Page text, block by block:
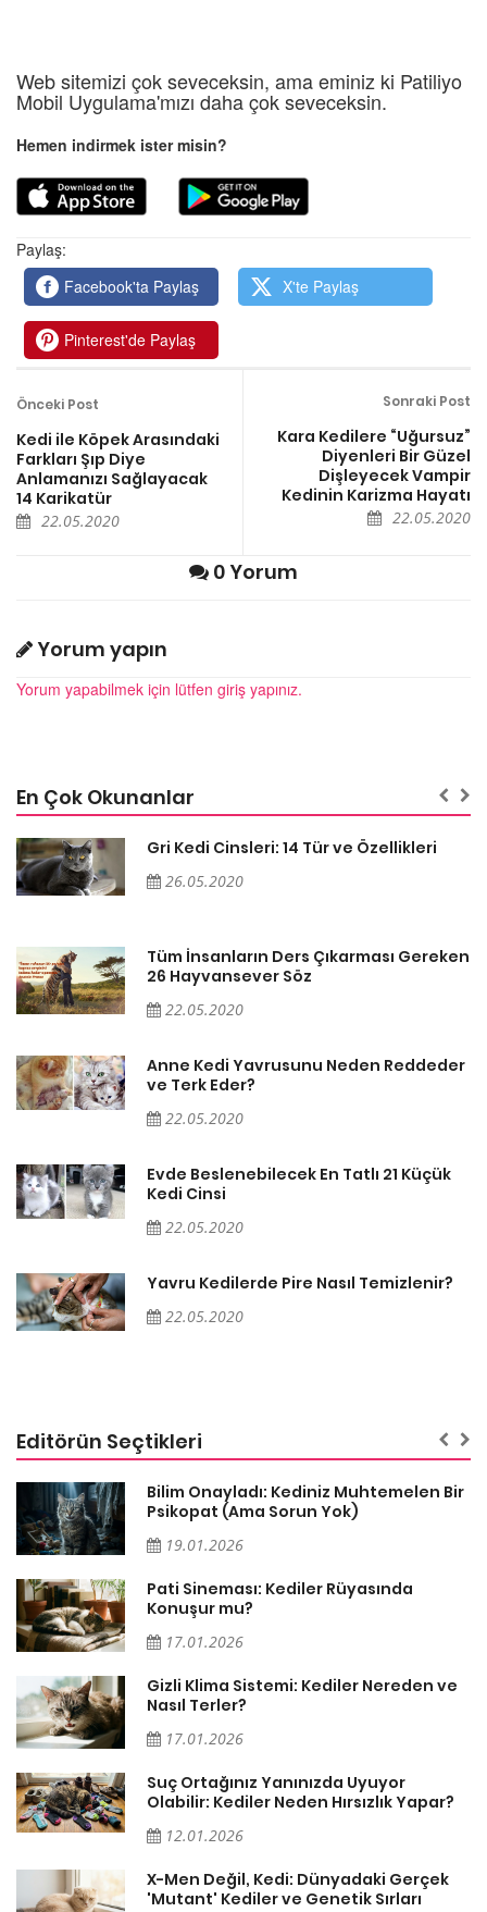
Web sitemizi çok seveceksin, ama eminiz ki Patiliyo
Mobil Uygulama'mızı daha çok seveceksin.
Hemen indirmek ister misin?
Paylaş:
Facebook'ta Paylaş
X'te Paylaş
Pinterest'de Paylaş
Önceki Post
Kedi ile Köpek Arasındaki
Farkları Şıp Diye
Anlamanızı Sağlayacak
14 Karikatür
22.05.2020
Sonraki Post
Kara Kedilere “Uğursuz”
Diyenleri Bir Güzel
Dişleyecek Vampir
Kedinin Karizma Hayatı
22.05.2020
0 Yorum
Yorum yapın
Yorum yapabilmek için lütfen giriş yapınız.
En Çok Okunanlar
Gri Kedi Cinsleri: 14 Tür ve Özellikleri
26.05.2020
Tüm İnsanların Ders Çıkarması Gereken
26 Hayvansever Söz
22.05.2020
Anne Kedi Yavrusunu Neden Reddeder
ve Terk Eder?
22.05.2020
Evde Beslenebilecek En Tatlı 21 Küçük
Kedi Cinsi
22.05.2020
Yavru Kedilerde Pire Nasıl Temizlenir?
22.05.2020
Editörün Seçtikleri
Bilim Onayladı: Kediniz Muhtemelen Bir
Psikopat (Ama Sorun Yok)
19.01.2026
Pati Sineması: Kediler Rüyasında
Konuşur mu?
17.01.2026
Gizli Klima Sistemi: Kediler Nereden ve
Nasıl Terler?
17.01.2026
Suç Ortağınız Yanınızda Uyuyor
Olabilir: Kediler Neden Hırsızlık Yapar?
12.01.2026
X-Men Değil, Kedi: Dünyadaki Gerçek
'Mutant' Kediler ve Genetik Sırları